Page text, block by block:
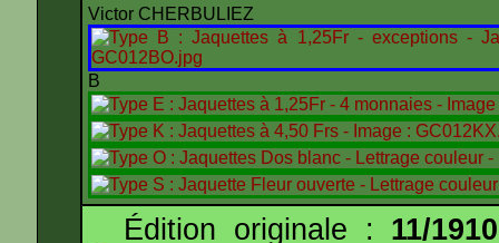
Victor CHERBULIEZ
B
Édition originale : 11/1910